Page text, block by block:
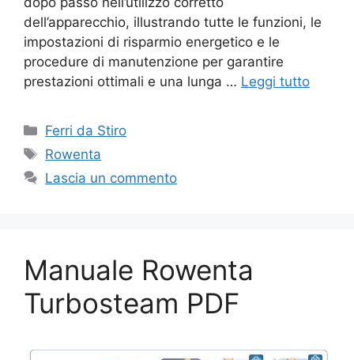
dell’apparecchio, illustrando tutte le funzioni, le
impostazioni di risparmio energetico e le
procedure di manutenzione per garantire
prestazioni ottimali e una lunga … Leggi tutto
Categorie
Ferri da Stiro
Tag
Rowenta
Lascia un commento
Manuale Rowenta
Turbosteam PDF